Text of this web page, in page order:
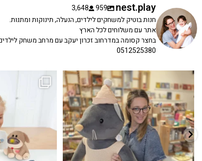
nest.play
959
3,648
חנות בוטיק למשחקים לילדים, הנעלה, תינוקות ומתנות.
אתר עם משלוחים לכל הארץ
בחצר קסומה במדרחוב זכרון יעקב עם מרחב משחק
0512525380
0
כשפתחתי את החנות חלמתי ליצור מקום שהייתי
שמחה
39 16